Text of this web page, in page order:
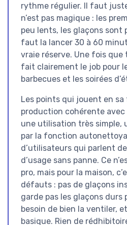
rythme régulier. Il faut
n’est pas magique : les
peu lents, les glaçons sont
faut la lancer 30 à 60
vraie réserve. Une fois que
fait clairement le job pour
barbecues et les soirées
Les points qui jouent en
production cohérente
une utilisation très
par la fonction
d’utilisateurs qui parlent
d’usage sans panne. Ce
pro, mais pour la maison,
défauts : pas de glaçons
garde pas les glaçons durs
besoin de bien la ventiler,
basique. Rien de